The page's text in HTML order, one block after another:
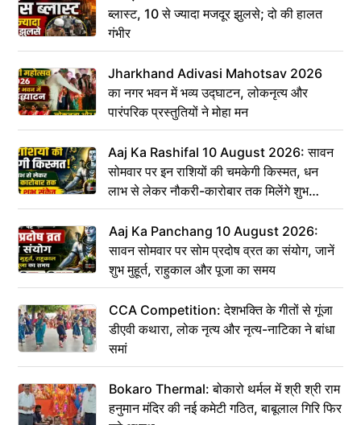
ब्लास्ट, 10 से ज्यादा मजदूर झुलसे; दो की हालत
गंभीर
Jharkhand Adivasi Mahotsav 2026
का नगर भवन में भव्य उद्घाटन, लोकनृत्य और
पारंपरिक प्रस्तुतियों ने मोहा मन
Aaj Ka Rashifal 10 August 2026: सावन
सोमवार पर इन राशियों की चमकेगी किस्मत, धन
लाभ से लेकर नौकरी-कारोबार तक मिलेंगे शुभ
संकेत
Aaj Ka Panchang 10 August 2026:
सावन सोमवार पर सोम प्रदोष व्रत का संयोग, जानें
शुभ मुहूर्त, राहुकाल और पूजा का समय
CCA Competition: देशभक्ति के गीतों से गूंजा
डीएवी कथारा, लोक नृत्य और नृत्य-नाटिका ने बांधा
समां
Bokaro Thermal: बोकारो थर्मल में श्री श्री राम
हनुमान मंदिर की नई कमेटी गठित, बाबूलाल गिरि फिर